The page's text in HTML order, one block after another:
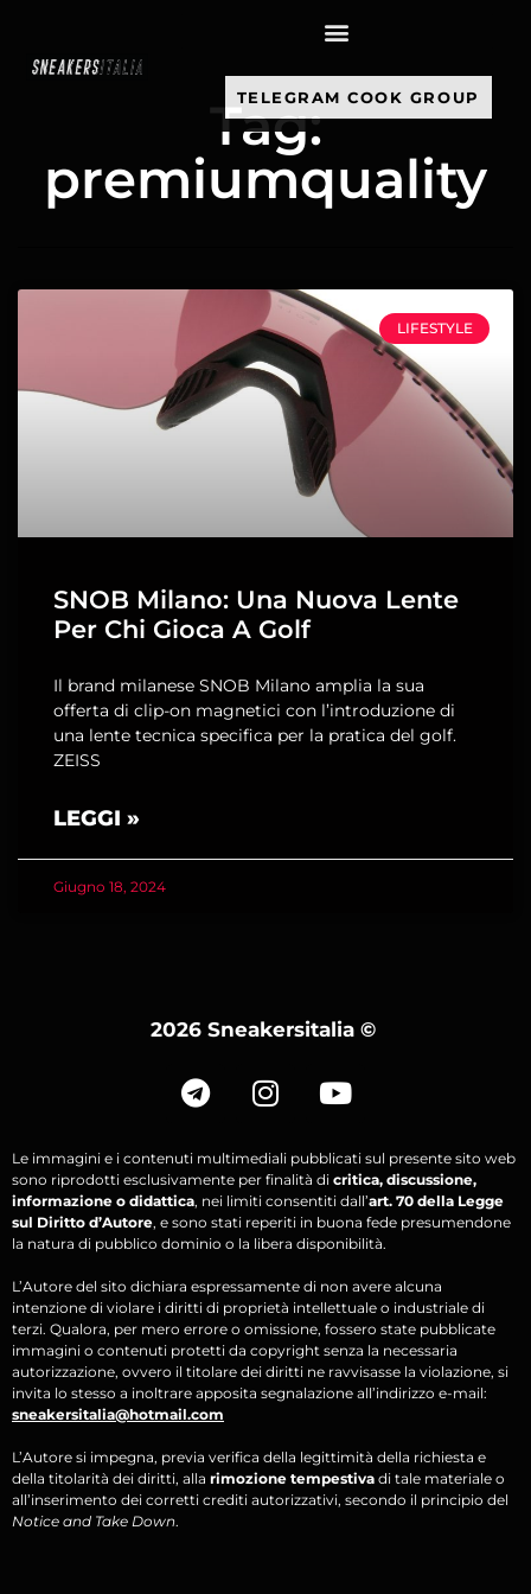
TELEGRAM COOK GROUP
Tag:
premiumquality
LIFESTYLE
SNOB Milano: Una Nuova Lente
Per Chi Gioca A Golf
Il brand milanese SNOB Milano amplia la sua
offerta di clip-on magnetici con l’introduzione di
una lente tecnica specifica per la pratica del golf.
ZEISS
LEGGI »
Giugno 18, 2024
2026 Sneakersitalia ©
Le immagini e i contenuti multimediali pubblicati sul presente sito web
sono riprodotti esclusivamente per finalità di critica, discussione,
informazione o didattica, nei limiti consentiti dall’art. 70 della Legge
sul Diritto d’Autore, e sono stati reperiti in buona fede presumendone
la natura di pubblico dominio o la libera disponibilità.
L’Autore del sito dichiara espressamente di non avere alcuna
intenzione di violare i diritti di proprietà intellettuale o industriale di
terzi. Qualora, per mero errore o omissione, fossero state pubblicate
immagini o contenuti protetti da copyright senza la necessaria
autorizzazione, ovvero il titolare dei diritti ne ravvisasse la violazione, si
invita lo stesso a inoltrare apposita segnalazione all’indirizzo e-mail:
sneakersitalia@hotmail.com
L’Autore si impegna, previa verifica della legittimità della richiesta e
della titolarità dei diritti, alla rimozione tempestiva di tale materiale o
all’inserimento dei corretti crediti autorizzativi, secondo il principio del
Notice and Take Down.